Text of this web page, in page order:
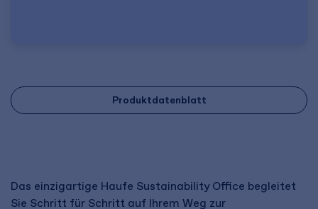
Produktdatenblatt
Das einzigartige Haufe Sustainability Office begleitet
Sie Schritt für Schritt auf Ihrem Weg zur